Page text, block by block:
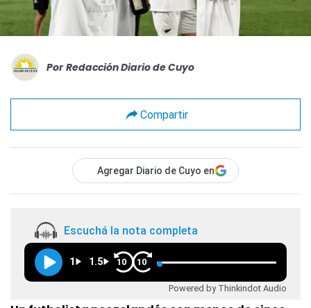
Por Redacción Diario de Cuyo
Compartir
Agregar Diario de Cuyo en
Escuchá la nota completa
1 1.5 10 10
Powered by Thinkindot Audio